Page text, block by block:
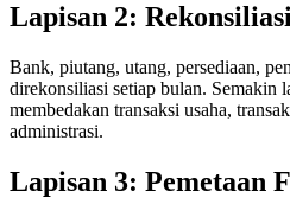
Lapisan 2:
Bank, piutang, utang, persediaan,
direkonsiliasi setiap bulan. Semakin
membedakan transaksi usaha,
administrasi.
Lapisan 3: Pemetaan